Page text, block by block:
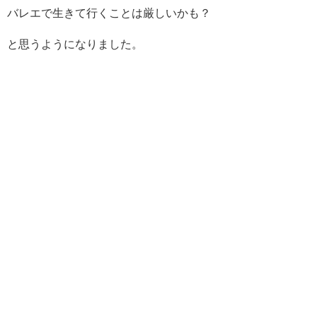
バレエで生きて行くことは厳しいかも？
と思うようになりました。